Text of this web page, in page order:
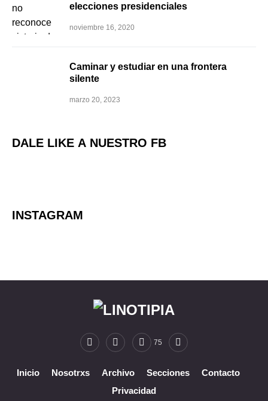
elecciones presidenciales
noviembre 16, 2020
Caminar y estudiar en una frontera
silente
marzo 20, 2023
DALE LIKE A NUESTRO FB
INSTAGRAM
75
Inicio Nosotrxs Archivo Secciones
Contacto
Privacidad